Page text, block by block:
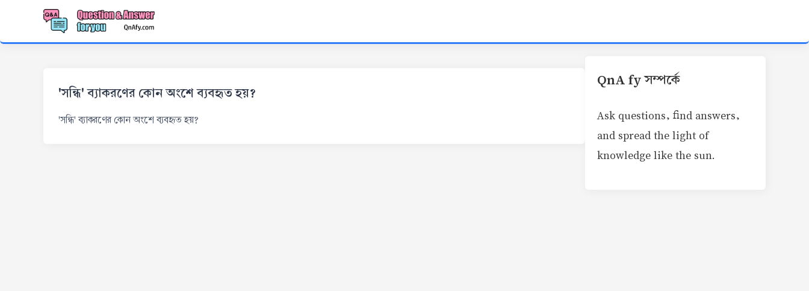
'সন্ধি' ব্যাকরণের কোন অংশে ব্যবহৃত হয়?
'সন্ধি' ব্যাকরণের কোন অংশে ব্যবহৃত হয়?
QnA fy সম্পর্কে
Ask questions, find answers,
and spread the light of
knowledge like the sun.